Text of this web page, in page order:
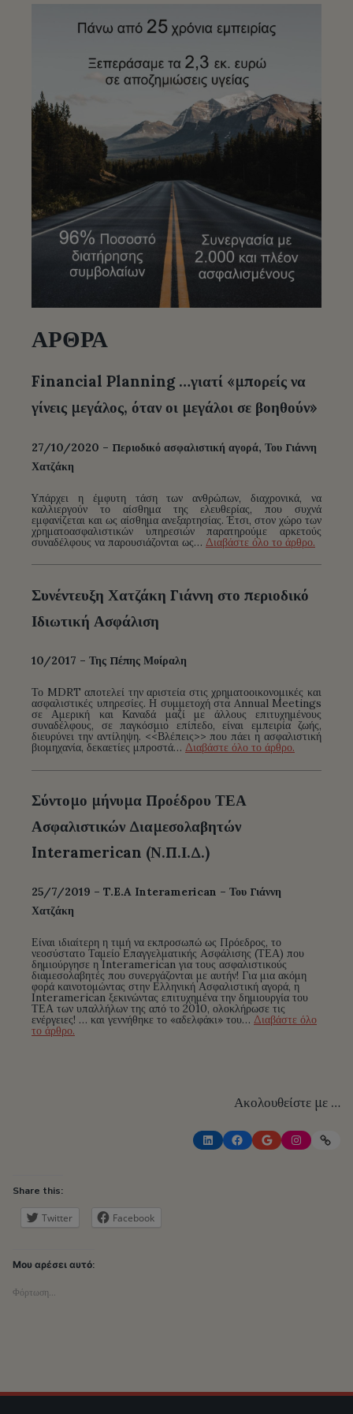
ΑΡΘΡΑ
Financial Planning …γιατί «μπορείς να
γίνεις μεγάλος, όταν οι μεγάλοι σε βοηθούν»
27/10/2020 – Περιοδικό ασφαλιστική αγορά, Του Γιάννη
Χατζάκη
Yπάρχει η έμφυτη τάση των ανθρώπων, διαχρονικά, να
καλλιεργούν το αίσθημα της ελευθερίας, που συχνά
εμφανίζεται και ως αίσθημα ανεξαρτησίας. Έτσι, στον χώρο των
χρηματοασφαλιστικών υπηρεσιών παρατηρούμε αρκετούς
συναδέλφους να παρουσιάζονται ως… Διαβάστε όλο το άρθρο.
Συνέντευξη Χατζάκη Γιάννη στο περιοδικό
Ιδιωτική Ασφάλιση
10/2017 – Της Πέπης Μοίραλη
Το MDRT αποτελεί την αριστεία στις χρηματοοικονομικές και
ασφαλιστικές υπηρεσίες. Η συμμετοχή στα Annual Meetings
σε Αμερική και Καναδά μαζί με άλλους επιτυχημένους
συναδέλφους, σε παγκόσμιο επίπεδο, είναι εμπειρία ζωής,
διευρύνει την αντίληψη. <<Βλέπεις>> που πάει η ασφαλιστική
βιομηχανία, δεκαετίες μπροστά… Διαβάστε όλο το άρθρο.
Σύντομο μήνυμα Προέδρου ΤΕΑ
Ασφαλιστικών Διαμεσολαβητών
Interamerican (Ν.Π.Ι.Δ.)
25/7/2019 – T.E.A Interamerican – Του Γιάννη
Χατζάκη
Είναι ιδιαίτερη η τιμή να εκπροσωπώ ως Πρόεδρος, το
νεοσύστατο Ταμείο Επαγγελματικής Ασφάλισης (ΤΕΑ) που
δημιούργησε η Interamerican για τους ασφαλιστικούς
διαμεσολαβητές που συνεργάζονται με αυτήν! Για μια ακόμη
φορά καινοτομώντας στην Ελληνική Ασφαλιστική αγορά, η
Interamerican ξεκινώντας επιτυχημένα την δημιουργία του
ΤΕΑ των υπαλλήλων της από το 2010, ολοκλήρωσε τις
ενέργειες! … και γεννήθηκε το «αδελφάκι» του… Διαβάστε όλο
το άρθρο.
Ακολουθείστε με …
LinkedIn Facebook Google Instagram Link
Share this:
Twitter Facebook
Μου αρέσει αυτό:
Φόρτωση...